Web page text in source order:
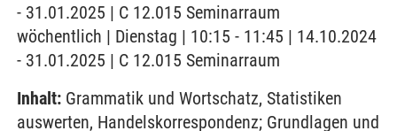
- 31.01.2025 | C 12.015 Seminarraum
wöchentlich | Dienstag | 10:15 - 11:45 | 14.10.2024
- 31.01.2025 | C 12.015 Seminarraum
Inhalt: Grammatik und Wortschatz, Statistiken
auswerten, Handelskorrespondenz; Grundlagen und